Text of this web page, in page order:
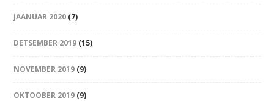
JAANUAR 2020 (7)
DETSEMBER 2019 (15)
NOVEMBER 2019 (9)
OKTOOBER 2019 (9)